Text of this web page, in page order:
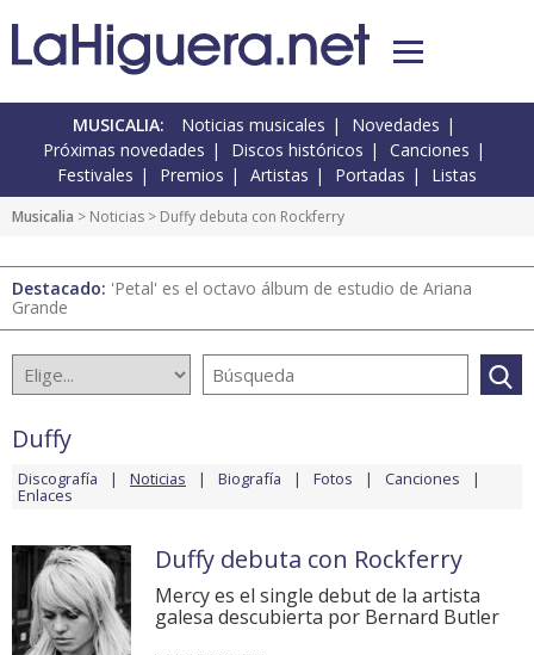
MUSICALIA: Noticias musicales
Novedades
Próximas novedades
Discos históricos
Canciones
Festivales
Premios Artistas Portadas Listas
Musicalia > Noticias > Duffy debuta con Rockferry
Destacado: 'Petal' es el octavo álbum de estudio de Ariana
Grande
Duffy
Discografía Noticias Biografía Fotos Canciones
Enlaces
Duffy debuta con Rockferry
Mercy es el single debut de la artista
galesa descubierta por Bernard Butler